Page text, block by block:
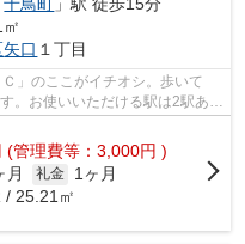
矢口 １丁目
」のここがイチオシ。歩いて
。お使いいただける駅は2駅あ
(管理費等：3,000円 )
月 礼金
1ヶ月
/ 25.21㎡